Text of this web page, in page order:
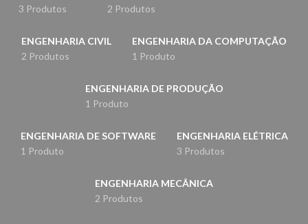
3 Produtos
2 Produtos
ENGENHARIA CIVIL
2 Produtos
ENGENHARIA DA COMPUTAÇÃO
1 Produto
ENGENHARIA DE PRODUÇÃO
1 Produto
ENGENHARIA DE SOFTWARE
1 Produto
ENGENHARIA ELÉTRICA
3 Produtos
ENGENHARIA MECÂNICA
2 Produtos